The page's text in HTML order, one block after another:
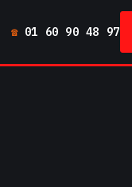
01 60 90 48 97